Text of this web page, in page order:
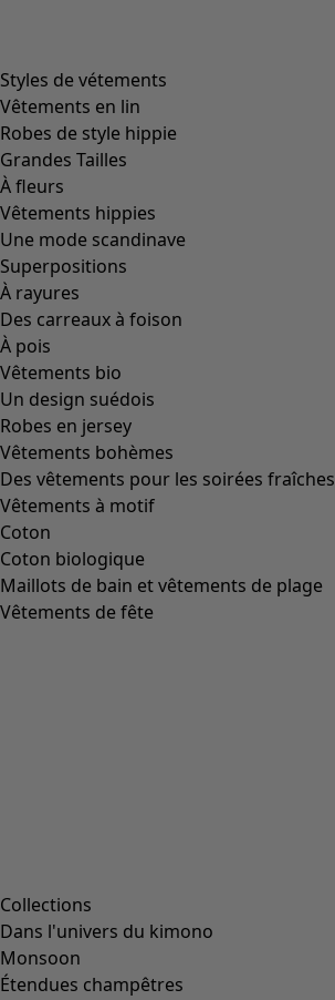
Styles de vétements
Vêtements en lin
Robes de style hippie
Grandes Tailles
À fleurs
Vêtements hippies
Une mode scandinave
Superpositions
À rayures
Des carreaux à foison
À pois
Vêtements bio
Un design suédois
Robes en jersey
Vêtements bohèmes
Des vêtements pour les soirées fraîches
Vêtements à motif
Coton
Coton biologique
Maillots de bain et vêtements de plage
Vêtements de fête
Collections
Dans l'univers du kimono
Monsoon
Étendues champêtres